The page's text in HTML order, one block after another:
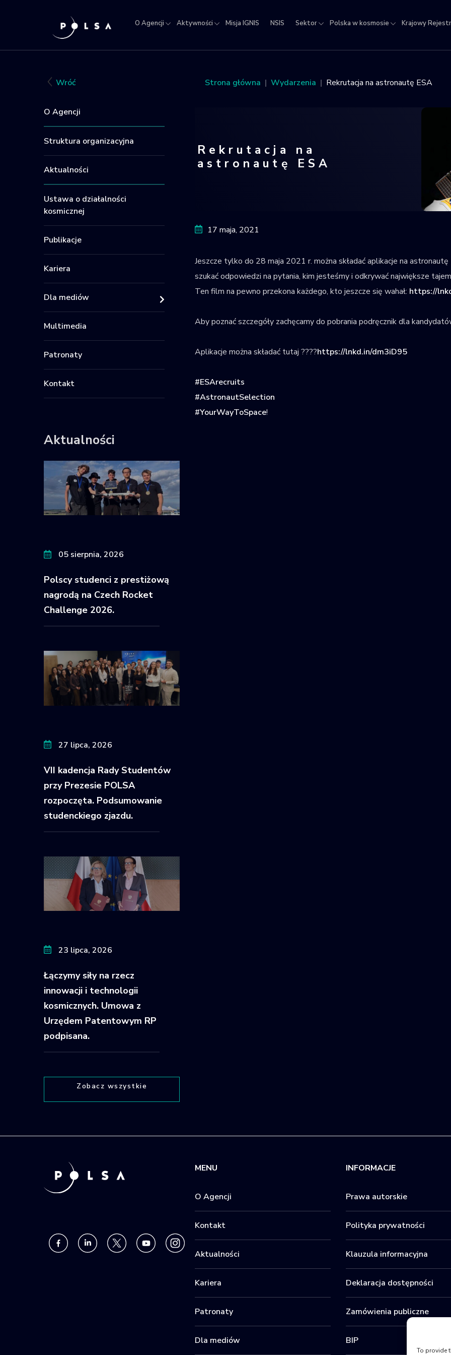
To provide
O Agencji Aktywności Misja IGNIS NSIS Sektor Polska w kosmosie Krajowy
Kosmicznych
Wróć
O Agencji
Struktura organizacyjna
Aktualności
Ustawa o działalności
kosmicznej
Publikacje
Kariera
Dla mediów
Multimedia
Patronaty
Kontakt
Aktualności
05 sierpnia, 2026
Polscy studenci z prestiżową
nagrodą na Czech Rocket
Challenge 2026.
27 lipca, 2026
VII kadencja Rady Studentów
przy Prezesie POLSA
rozpoczęta. Podsumowanie
studenckiego zjazdu.
23 lipca, 2026
Łączymy siły na rzecz
innowacji i technologii
kosmicznych. Umowa z
Urzędem Patentowym RP
podpisana.
Zobacz wszystkie
Strona główna Wydarzenia Rekrutacja na astronautę ESA
Rekrutacja na
astronautę ESA
17 maja, 2021
Jeszcze tylko do 28 maja 2021 r. można składać aplikacje na
szukać odpowiedzi na pytania, kim jesteśmy i odkrywać największe
Ten film na pewno przekona każdego, kto jeszcze się wahał: https://
Aby poznać szczegóły zachęcamy do pobrania podręcznik dla
Aplikacje można składać tutaj ????https://lnkd.in/dm3iD95
#ESArecruits
#AstronautSelection
#YourWayToSpace!
MENU
O Agencji
Kontakt
Aktualności
Kariera
Patronaty
Dla mediów
INFORMACJE
Prawa autorskie
Polityka prywatności
Klauzula informacyjna
Deklaracja dostępności
Zamówienia publiczne
BIP